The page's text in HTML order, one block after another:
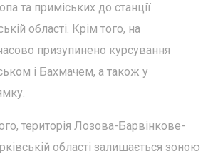
та приміських до станції
області. Крім того, на
призупинено курсування
і Бахмачем, а також у
територія Лозова-Барвінкове-
області залишається зоною